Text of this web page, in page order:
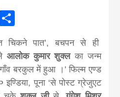
चिकने पात’, बचपन से ही
आलोक कुमार शुक्लका जन्म
बरकुल में हुआ ।’ फिल्म एण्ड
पूना ‘से पोस्ट ग्रेजुएट